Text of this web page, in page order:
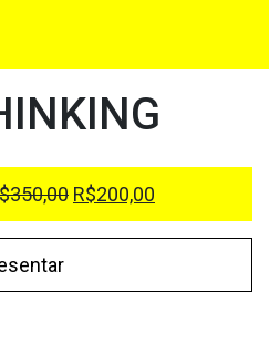
350,00 R$200,00